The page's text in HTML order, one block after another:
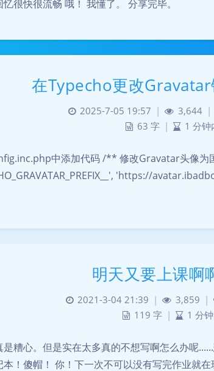
很快很流畅 哦！ 我懂了。 分享完毕。
在Typecho更改
2025-7-05 19:57 | 3,644 |
63 字 | 1 分钟
中添加代码 /** 修改Gravatar头像为
'https://
明天又要上课啊
2021-3-04 21:39 | 3,859 |
119 字 | 1 分
糟心。但是实在太多真的不想写啊怎么办呢
！傻帽！ 你！下一次不可以没有写完作业就